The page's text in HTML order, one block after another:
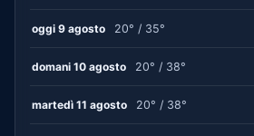
oggi 9 agosto 20° / 35°
domani 10 agosto 20° / 38°
martedì 11 agosto 20° / 38°